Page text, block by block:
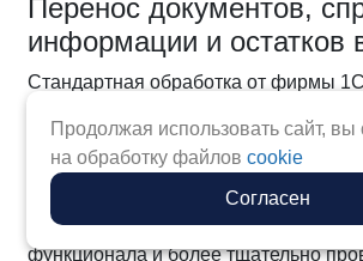
Перенос документов,
информации и остатков
Стандартная обработка от фирмы
справочную информацию. Наша
перехода с УПП на ERPпозволит
документы за период работы. Кроме
выгрузки начальных остатков тоже
функционала и более тщательно
Продолжая использовать сайт, вы
на обработку файловcookie
Согласен